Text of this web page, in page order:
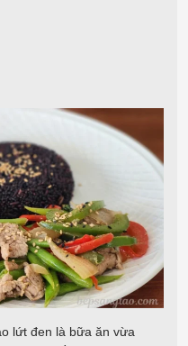
lứt đen là bữa ăn vừa